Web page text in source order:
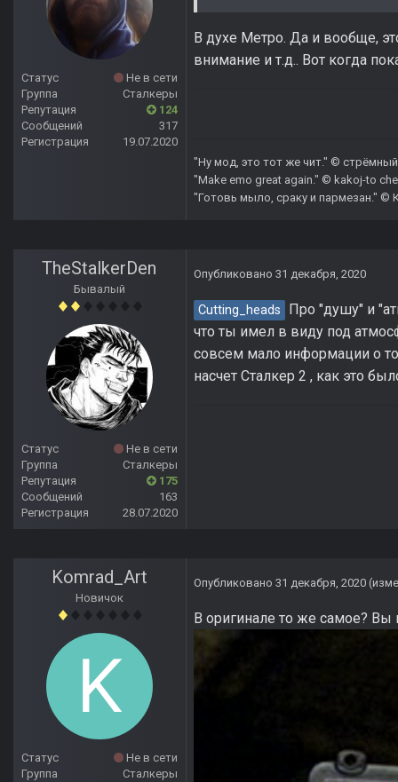
Статус
Не в сети
Группа
Сталкеры
Репутация
124
Сообщений
317
Регистрация
19.07.2020
В духе Метро. Да и вообще,
внимание и т.д.. Вот когда
"Ну мод, это тот же чит." ©
"Make emo great again." © kakoj-to
"Готовь мыло, сраку и пармезан." ©
TheStalkerDen
Бывалый
Статус
Не в сети
Группа
Сталкеры
Репутация
175
Сообщений
163
Регистрация
28.07.2020
Опубликовано 31 декабря, 2020
Cutting_heads
Про "душу" и
что ты имел в виду под
совсем мало информации о
насчет Сталкер 2 , как это
Komrad_Art
Новичок
Статус
Не в сети
Группа
Сталкеры
Опубликовано 31 декабря, 2020
В оригинале то же самое? Вы